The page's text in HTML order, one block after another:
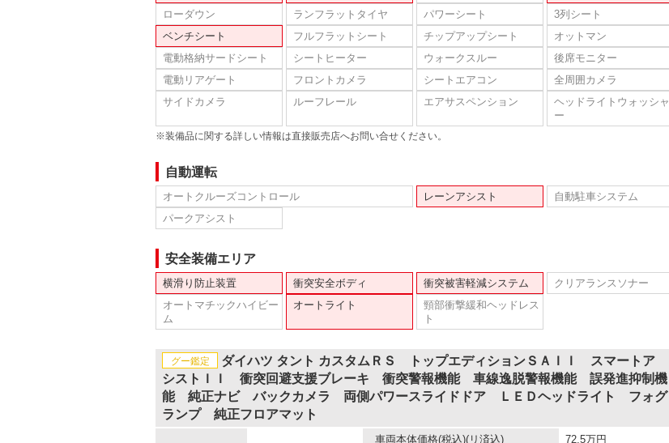
ローダウン
ランフラットタイヤ パワーシート
3列シート
ベンチシート
フルフラットシート チップアップシート
オットマン
電動格納サードシート
シートヒーター ウォークスルー
後席モニター
電動リアゲート
フロントカメラ シートエアコン
全周囲カメラ
サイドカメラ
ルーフレール エアサスペンション
ヘッドライトウォッシャ
ー
※装備品に関する詳しい情報は直接販売店へお問い合せください。
自動運転
オートクルーズコントロール レーンアシスト
自動駐車システム
パークアシスト
安全装備エリア
横滑り防止装置 衝突安全ボディ 衝突被害軽減システム
クリアランスソナー
オートマチックハイビー
ム
オートライト
頸部衝撃緩和ヘッドレス
ト
グー鑑定
ダイハツ タント カスタムＲＳ トップエディションＳＡＩＩ スマートア
シストＩＩ 衝突回避支援ブレーキ 衝突警報機能 車線逸脱警報機能 誤発進抑制機
能 純正ナビ バックカメラ 両側パワースライドドア ＬＥＤヘッドライト フォグ
ランプ 純正フロアマット
車両本体価格(税込)(リ済込) 72.5万円